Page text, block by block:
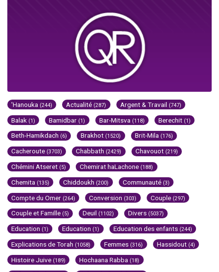
'Hanouka (244) Actualité (287) Argent & Travail (747)
Balak (1) Bamidbar (1) Bar-Mitsva (118) Berechit (1)
Beth-Hamikdach (6) Brakhot (1520) Brit-Mila (176)
Cacheroute (3703) Chabbath (2429) Chavouot (219)
Chémini Atseret (5) Chemirat haLachone (188)
Chemita (135) Chiddoukh (200) Communauté (3)
Compte du Omer (264) Conversion (303) Couple (297)
Couple et Famille (5) Deuil (1102) Divers (5037)
Education (1) Education (1) Education des enfants (244)
Explications de Torah (1058) Femmes (316) Hassidout (4)
Histoire Juive (189) Hochaana Rabba (18)